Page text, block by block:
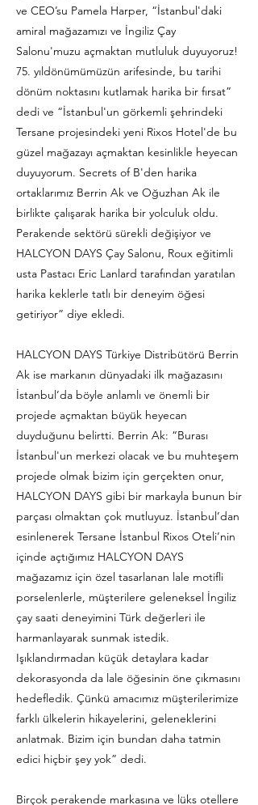
ve CEO’su Pamela Harper, “İstanbul'daki
amiral mağazamızı ve İngiliz Çay
Salonu'muzu açmaktan mutluluk duyuyoruz!
75. yıldönümümüzün arifesinde, bu tarihi
dönüm noktasını kutlamak harika bir fırsat”
dedi ve “İstanbul'un görkemli şehrindeki
Tersane projesindeki yeni Rixos Hotel'de bu
güzel mağazayı açmaktan kesinlikle heyecan
duyuyorum. Secrets of B'den harika
ortaklarımız Berrin Ak ve Oğuzhan Ak ile
birlikte çalışarak harika bir yolculuk oldu.
Perakende sektörü sürekli değişiyor ve
HALCYON DAYS Çay Salonu, Roux eğitimli
usta Pastacı Eric Lanlard tarafından yaratılan
harika keklerle tatlı bir deneyim öğesi
getiriyor” diye ekledi.
HALCYON DAYS Türkiye Distribütörü Berrin
Ak ise markanın dünyadaki ilk mağazasını
İstanbul’da böyle anlamlı ve önemli bir
projede açmaktan büyük heyecan
duyduğunu belirtti. Berrin Ak: “Burası
İstanbul'un merkezi olacak ve bu muhteşem
projede olmak bizim için gerçekten onur,
HALCYON DAYS gibi bir markayla bunun bir
parçası olmaktan çok mutluyuz. İstanbul’dan
esinlenerek Tersane İstanbul Rixos Oteli’nin
içinde açtığımız HALCYON DAYS
mağazamız için özel tasarlanan lale motifli
porselenlerle, müşterilere geleneksel İngiliz
çay saati deneyimini Türk değerleri ile
harmanlayarak sunmak istedik.
Işıklandırmadan küçük detaylara kadar
dekorasyonda da lale öğesinin öne çıkmasını
hedefledik. Çünkü amacımız müşterilerimize
farklı ülkelerin hikayelerini, geleneklerini
anlatmak. Bizim için bundan daha tatmin
edici hiçbir şey yok” dedi.
Birçok perakende markasına ve lüks otellere